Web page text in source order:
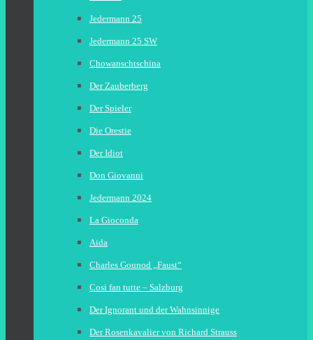
Jedermann 25
Jedermann 25 SW
Chowanschtschina
Der Zauberberg
Der Spieler
Die Orestie
Der Idiot
Don Giovanni
Jedermann 2024
La Gioconda
Aida
Charles Gounod „Faust“
Cosi fan tutte – Salzburg
Der Ignorant und der Wahnsinnige
Der Rosenkavalier von Richard Strauss